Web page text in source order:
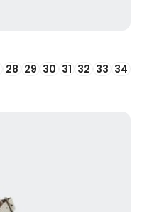
28 29 30 31 32 33 34